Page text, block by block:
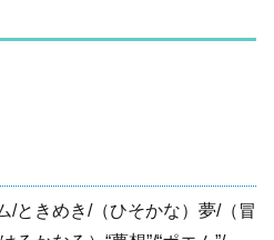
/ときめき/（ひそかな）夢/（冒